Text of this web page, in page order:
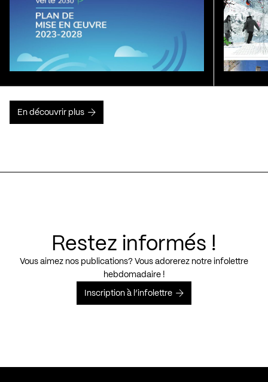
En découvrir plus
Restez informés !
Vous aimez nos publications? Vous adorerez notre infolettre
hebdomadaire !
Inscription à l’infolettre